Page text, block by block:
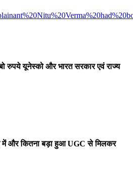
रुपये यूनेस्को और भारत सरकार एवं राज्य
में और कितना बड़ा हुआ UGC से मिलकर